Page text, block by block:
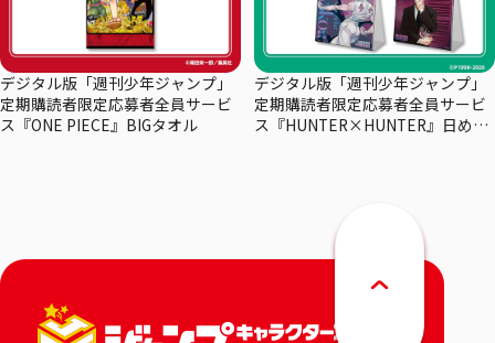
デジタル版「週刊少年ジャンプ」
定期購読者限定応募者全員サービ
ス『ONE PIECE』BIGタオル
デジタル版「週刊少年ジャンプ」
定期購読者限定応募者全員サービ
ス『HUNTER×HUNTER』日めく